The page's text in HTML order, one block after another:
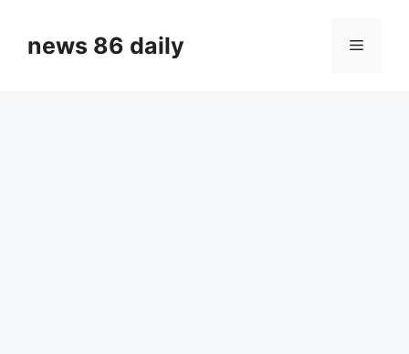
contentnews 86 daily Menu